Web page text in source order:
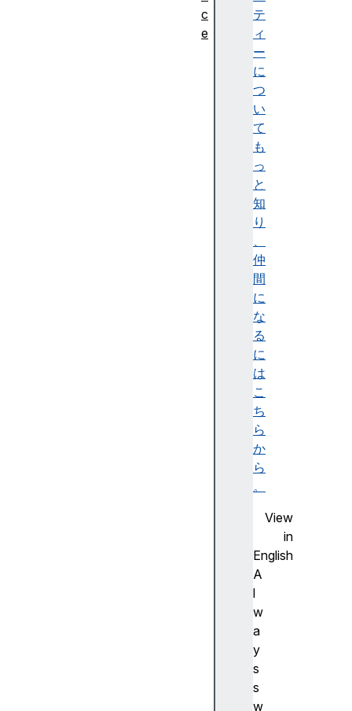
テ
ィ
ー
に
つ
い
て
も
っ
と
知
り
、
仲
間
に
な
る
に
は
こ
ち
ら
か
ら
。
View
in
English
A
l
w
a
y
s
s
w
c
e